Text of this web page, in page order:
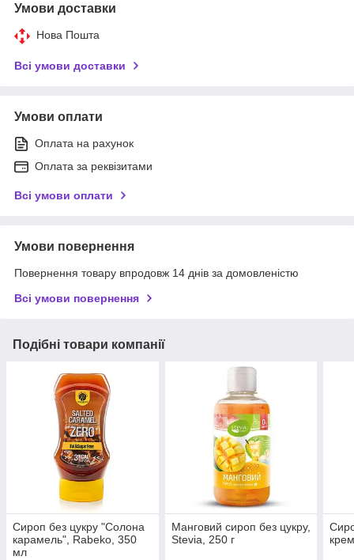
Умови доставки
Нова Пошта
Всі умови доставки
Умови оплати
Оплата на рахунок
Оплата за реквізитами
Всі умови оплати
Умови повернення
Повернення товару впродовж 14 днів за домовленістю
Всі умови повернення
Подібні товари компанії
Сироп без цукру "Солона
карамель", Rabeko, 350
мл
Манговий сироп без цукру,
Stevia, 250 г